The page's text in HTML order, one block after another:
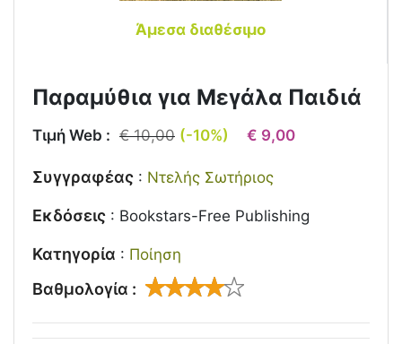
Άμεσα διαθέσιμο
Παραμύθια για Μεγάλα Παιδιά
Τιμή Web : € 10,00 (-10%) € 9,00
Συγγραφέας : Ντελής Σωτήριος
Εκδόσεις : Bookstars-Free Publishing
Κατηγορία : Ποίηση
Βαθμολογία :